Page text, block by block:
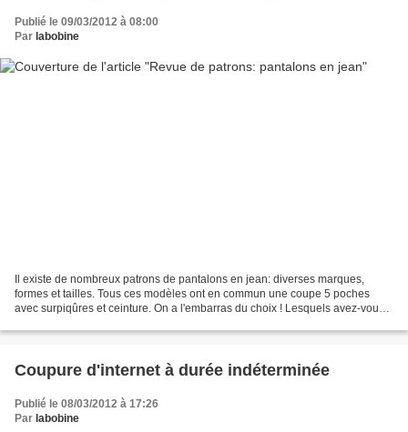
Publié le 09/03/2012 à 08:00
Par labobine
Il existe de nombreux patrons de pantalons en jean: diverses marques,
formes et tailles. Tous ces modèles ont en commun une coupe 5 poches
avec surpiqûres et ceinture. On a l'embarras du choix ! Lesquels avez-vous
Coupure d'internet à durée indéterminée
Publié le 08/03/2012 à 17:26
Par labobine